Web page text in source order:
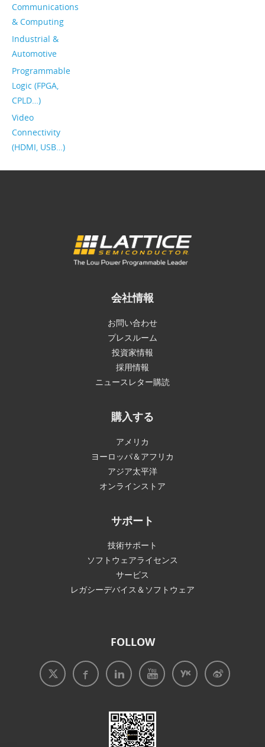
Communications
& Computing
Industrial &
Automotive
Programmable
Logic (FPGA,
CPLD…)
Video
Connectivity
(HDMI, USB…)
会社情報
お問い合わせ
プレスルーム
投資家情報
採用情報
ニュースレター購読
購入する
アメリカ
ヨーロッパ＆アフリカ
アジア太平洋
オンラインストア
サポート
技術サポート
ソフトウェアライセンス
サービス
レガシーデバイス＆ソフトウェア
FOLLOW